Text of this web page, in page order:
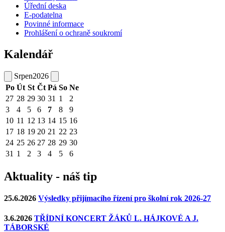
Úřední deska
E-podatelna
Povinné informace
Prohlášení o ochraně soukromí
Kalendář
Srpen2026
Po Út St Čt Pá So Ne
27 28 29 30 31 1
2
3
4 5 6 7 8
9
10 11 12 13 14 15 16
17 18 19 20 21 22 23
24 25 26 27 28 29 30
31 1 2 3 4 5 6
Aktuality - náš tip
25.6.2026 Výsledky přijímacího řízení pro školní rok 2026-27
3.6.2026 TŘÍDNÍ KONCERT ŽÁKŮ L. HÁJKOVÉ A J.
TÁBORSKÉ